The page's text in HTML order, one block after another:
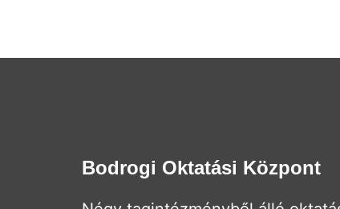
Bodrogi Oktatási Központ